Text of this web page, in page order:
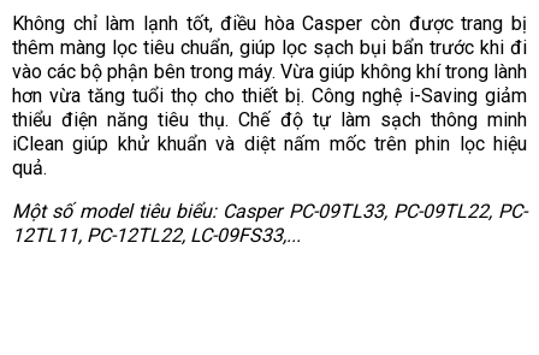
Không chỉ làm lạnh tốt, điều hòa Casper còn được trang bị
thêm màng lọc tiêu chuẩn, giúp lọc sạch bụi bẩn trước khi đi
vào các bộ phận bên trong máy. Vừa giúp không khí trong lành
hơn vừa tăng tuổi thọ cho thiết bị. Công nghệ i-Saving giảm
thiểu điện năng tiêu thụ. Chế độ tự làm sạch thông minh
iClean giúp khử khuẩn và diệt nấm mốc trên phin lọc hiệu
quả.
Một số model tiêu biểu: Casper PC-09TL33, PC-09TL22, PC-
12TL11, PC-12TL22, LC-09FS33,...